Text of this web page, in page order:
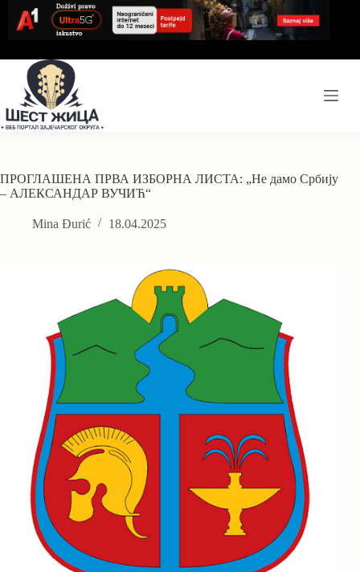
content
ПРОГЛАШЕНА ПРВА ИЗБОРНА ЛИСТА: „Не дамо Србију
– АЛЕКСАНДАР ВУЧИЋ“
Mina Đurić 18.04.2025